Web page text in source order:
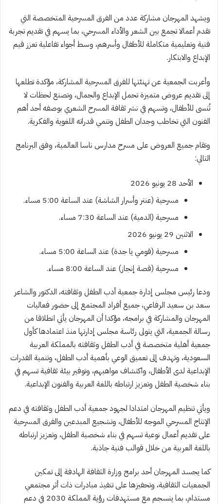
ويشهد المهرجان مشاركة عدد من الفرق المسرحية المتخصصة التي
تقدم أعمالا تجمع بين الشعر والأداء المسرحي، بما يسهم في تقديم تجربة
فنية وتعليمية متكاملة للأطفال وأسرهم، وسط أجواء تفاعلية تعزز قيم
الإبداع والابتكار.
وأعربت الجمعية عن تهنئتها للفرق المسرحية المشاركة، مؤكدة تطلعها
إلى تقديم عروض متميزة تحمل الإبداع والجمال، وتصنع لحظات لا
تُنسى للأطفال، وتسهم في نشر ثقافة المسرح الشعري بوصفه أحد أهم
الفنون التي تخاطب وجدان الطفل وتنمي قدراته اللغوية والفكرية.
وتقام جميع العروض على مسرح مدارس ناسا العالمية، وفق البرنامج
التالي:
الأحد 28 يونيو 2026
مسرحية (عنتر وأسرار الشاشة) عند الساعة 5:00 مساء.
مسرحية (الدمية) عند الساعة 7:30 مساء.
الاثنين 29 يونيو 2026
مسرحية (قومي يا جدة) عند الساعة 5:00 مساء.
مسرحية (قصة إنجاز) عند الساعة 8:00 مساء.
ودعا رئيس مجلس إدارة جمعية أدب الطفل وثقافته، الدكتور والشاعر
سعد بن سعيد الرفاعي، جميع أفراد المجتمع إلى حضور فعاليات
المهرجان والمشاركة في برامجه، مؤكدا أن المهرجان يأتي انطلاقا من
رسالة الجمعية، التي يتولى رئاسة مجلس إدارتها منذ اعتمادها كأول
جمعية أهلية متخصصة في أدب الطفل وثقافته بالمملكة العربية
السعودية، وتهدف إلى تعميق الوعي بأهمية أدب الطفل، وتنمية القدرات
الإبداعية لدى الأطفال، واكتشاف مواهبهم، وتوفير بيئة ثقافية تسهم في
بناء شخصية الطفل وتعزيز ارتباطه باللغة العربية والفنون الإبداعية.
ويأتي تنظيم المهرجان امتدادا لجهود جمعية أدب الطفل وثقافته في دعم
الإنتاج المسرحي الموجه للأطفال، وتشجيع المبدعين والفرق المسرحية
على تقديم أعمال نوعية تسهم في بناء شخصية الطفل، وتعزيز ارتباطه
باللغة العربية من خلال قوالب فنية جاذبة.
كما يجسد المهرجان أحد برامج وزارة الثقافة الهادفة إلى تمكين
الجمعيات الثقافية، وتحفيزها على تنفيذ مبادرات ذات أثر مجتمعي
مستدام، بما ينسجم مع مستهدفات رؤية المملكة 2030 في دعم